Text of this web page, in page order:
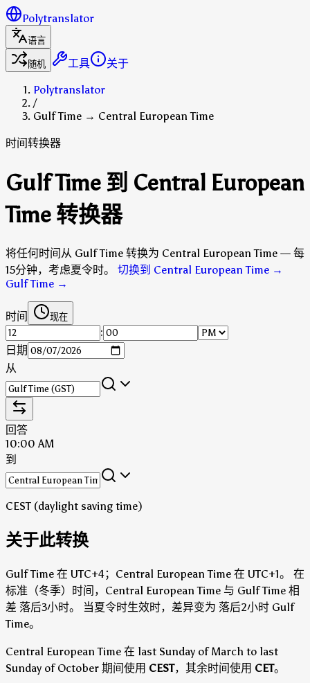
Polytranslator
语言
随机
工具
关于
Polytranslator
/
Gulf Time → Central European Time
时间转换器
Gulf Time 到 Central European
Time 转换器
将任何时间从 Gulf Time 转换为 Central European Time — 每
15分钟，考虑夏令时。
切换到 Central European Time →
Gulf Time →
时间 现在
:
日期
从
回答
10:00 AM
到
CEST (daylight saving time)
关于此转换
Gulf Time 在 UTC+4；Central European Time 在 UTC+1。
在
标准（冬季）时间，Central European Time 与 Gulf Time 相
差 落后3小时。
当夏令时生效时，差异变为 落后2小时 Gulf
Time。
Central European Time 在 last Sunday of March to last
Sunday of October 期间使用 CEST，其余时间使用 CET。